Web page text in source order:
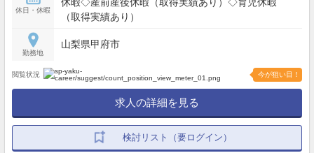
休日・休暇
（取得実績あり）
勤務地
山梨県甲府市
閲覧状況 今が狙い目！
求人の詳細を見る
検討リスト（要ログイン）